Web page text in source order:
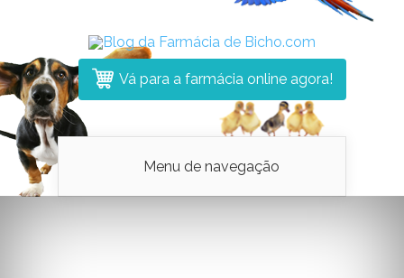
Vá para a farmácia online agora!
Menu de navegação